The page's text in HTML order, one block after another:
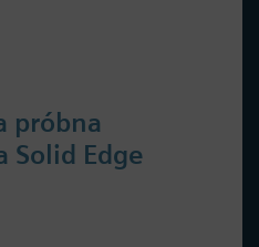
próbna
Solid Edge